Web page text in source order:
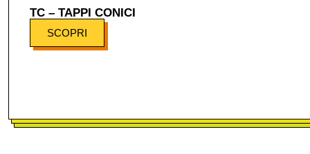
TC – TAPPI CONICI
SCOPRI